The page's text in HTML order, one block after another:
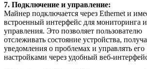
7. Подключение и управление:
Майнер подключается через Ethernet и
встроенный интерфейс для мониторинга и
управления. Это позволяет пользователю
отслеживать состояние устройства,
уведомления о проблемах и управлять его
настройками через удобный веб-